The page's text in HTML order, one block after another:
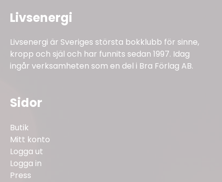
Livsenergi
Livsenergi är Sveriges största bokklubb för sinne,
kropp och själ och har funnits sedan 1997. Idag
ingår verksamheten som en del i Bra Förlag AB.
Sidor
Butik
Mitt konto
Logga ut
Logga in
Press